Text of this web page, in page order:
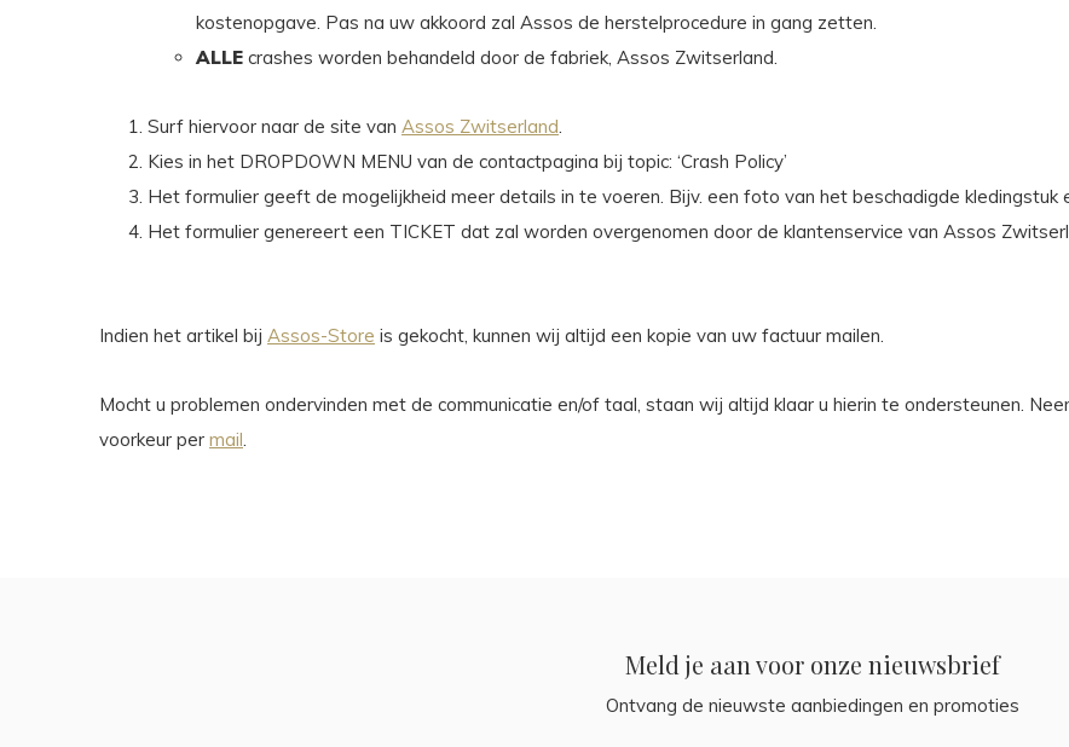
kostenopgave. Pas na uw akkoord zal Assos de herstelprocedure in gang zetten.
ALLE crashes worden behandeld door de fabriek, Assos Zwitserland.
Surf hiervoor naar de site van Assos Zwitserland.
Kies in het DROPDOWN MENU van de contactpagina bij topic: ‘Crash Policy’
Het formulier geeft de mogelijkheid meer details in te voeren. Bijv. een foto van het beschadigde kledingstuk
Het formulier genereert een TICKET dat zal worden overgenomen door de klantenservice van Assos
Indien het artikel bij Assos-Store is gekocht, kunnen wij altijd een kopie van uw factuur mailen.
Mocht u problemen ondervinden met de communicatie en/of taal, staan wij altijd klaar u hierin te ondersteunen.
voorkeur per mail.
Meld je aan voor onze nieuwsbrief
Ontvang de nieuwste aanbiedingen en promoties